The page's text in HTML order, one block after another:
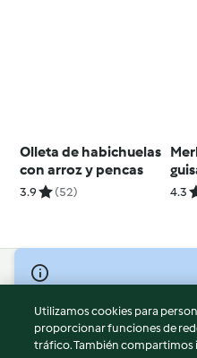
Olleta de habichuelas
con arroz y pencas
3.9 (52)
rojo
4.3
© Copyright 2026
Términos de uso
Política de privacidad
Utilizamos cookies para
proporcionar funciones de
tráfico. También